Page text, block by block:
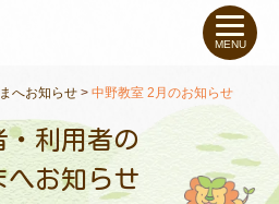
ま（０〜６才）
お子さま
MENU
へお知らせ >中野教室 2月のお知らせ
・利用者の
へお知らせ